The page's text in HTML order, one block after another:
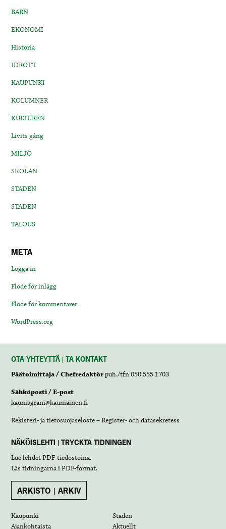
BARN
EKONOMI
Historia
IDROTT
KAUPUNKI
KOLUMNER
KULTUREN
Livits gång
MILJÖ
SKOLAN
STADEN
STADEN
TALOUS
META
Logga in
Flöde för inlägg
Flöde för kommentarer
WordPress.org
OTA YHTEYTTÄ | TA KONTAKT
Päätoimittaja / Chefredaktörpuh./tfn 050 555 1703
Sähköposti / E-post
kaunisgrani@kauniainen.fi
Rekisteri- ja tietosuojaseloste – Register- och datasekretess
NÄKÖISLEHTI | TRYCKTA TIDNINGEN
Lue lehdetPDF-tiedostoina.
Läs tidningarna iPDF-format.
ARKISTO | ARKIV
Kaupunki
Staden
Ajankohtaista
Aktuellt